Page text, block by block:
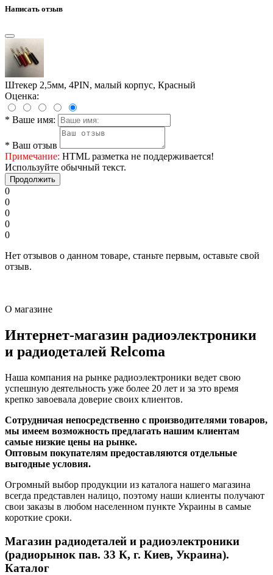
Написать отзыв
Штекер 2,5мм, 4PIN, малый корпус, Красный
Оценка:
* Ваше имя:
* Ваш отзыв
Примечание: HTML разметка не поддерживается!
Используйте обычный текст.
Продолжить
0
0
0
0
0
Нет отзывов о данном товаре, станьте первым, оставьте свой
отзыв.
О магазине
Интернет-магазин радиоэлектроники
и радиодеталей Relcoma
Наша компания на рынке радиоэлектроники ведет свою
успешную деятельность уже более 20 лет и за это время
крепко завоевала доверие своих клиентов.
Сотрудничая непосредственно с производителями товаров,
мы имеем возможность предлагать нашим клиентам
самые низкие цены на рынке.
Оптовым покупателям предоставляются отдельные
выгодные условия.
Огромный выбор продукции из каталога нашего магазина
всегда представлен налицо, поэтому наши клиенты получают
свои заказы в любом населенном пункте Украины в самые
короткие сроки.
Магазин радиодеталей и радиоэлектроники
(радиорынок пав. 33 К, г. Киев, Украина).
Каталог